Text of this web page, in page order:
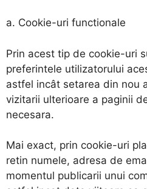
a. Cookie-uri functionale
Prin acest tip de cookie-uri
preferintele utilizatorului
astfel incât setarea din nou
vizitarii ulterioare a paginii
necesara.
Mai exact, prin cookie-uri
retin numele, adresa de
momentul publicarii unui